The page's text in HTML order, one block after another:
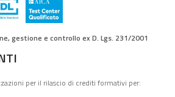
gestione e controllo ex D. Lgs. 231/2001
per il rilascio di crediti formativi per: